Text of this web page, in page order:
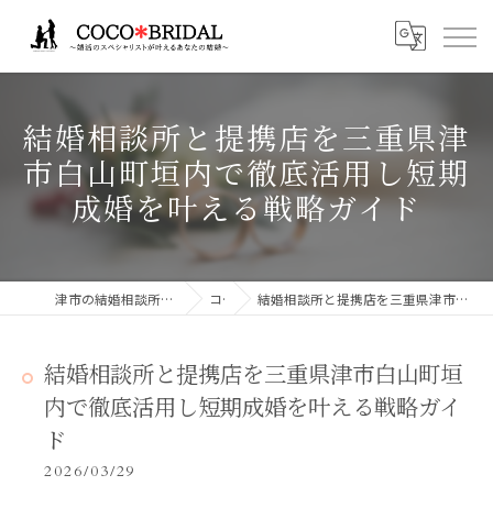
結婚相談所と提携店を三重県津
市白山町垣内で徹底活用し短期
成婚を叶える戦略ガイド
津市の結婚相談所ならCocoBridalココブライダル コラム 結婚相談所と提携店を三重県津市白山町垣内で徹底活用し短期成婚を叶える戦略ガイド
結婚相談所と提携店を三重県津市白山町垣
内で徹底活用し短期成婚を叶える戦略ガイ
ド
2026/03/29